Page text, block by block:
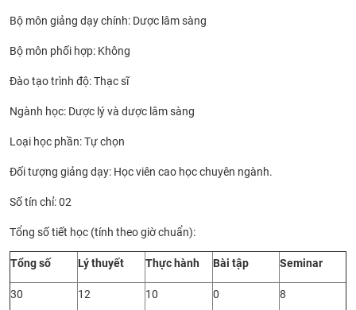
CỰU NGƯỜI HỌC
Bộ môn giảng dạy chính: Dược lâm sàng
Bộ môn phối hợp: Không
Đào tạo trình độ: Thạc sĩ
Ngành học: Dược lý và dược lâm sàng
Loại học phần: Tự chọn
Đối tượng giảng dạy: Học viên cao học chuyên ngành.
Số tín chỉ: 02
Tổng số tiết học (tính theo giờ chuẩn):
Tổng số Lý thuyết Thực hành Bài tập Seminar
30 12 10 0 8